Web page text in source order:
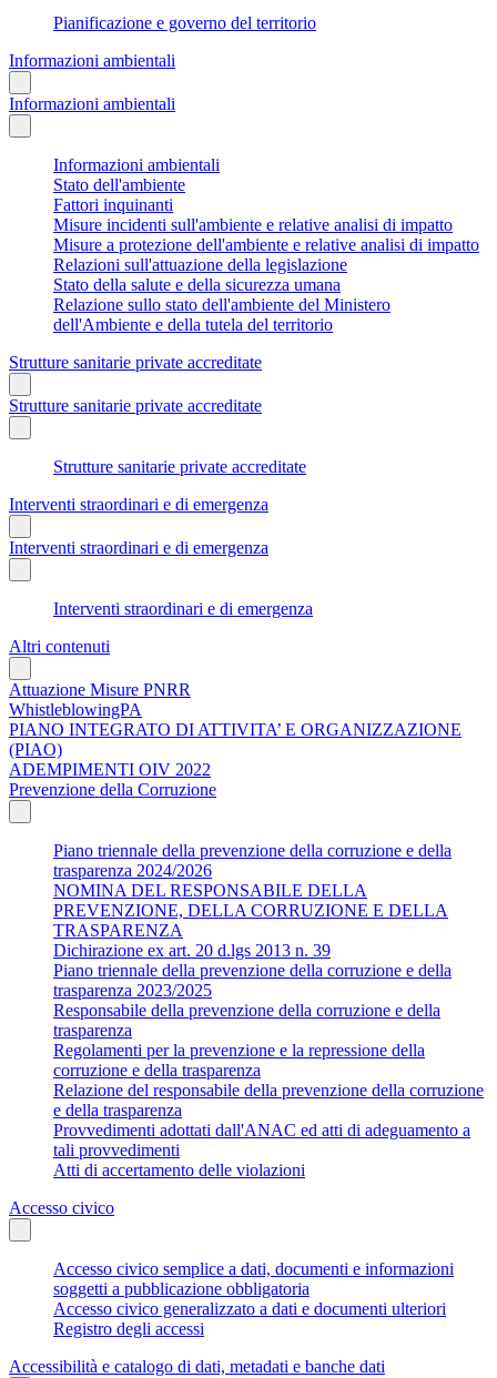
Pianificazione e governo del territorio
Informazioni ambientali
Informazioni ambientali
Informazioni ambientali
Stato dell'ambiente
Fattori inquinanti
Misure incidenti sull'ambiente e relative analisi di impatto
Misure a protezione dell'ambiente e relative analisi di impatto
Relazioni sull'attuazione della legislazione
Stato della salute e della sicurezza umana
Relazione sullo stato dell'ambiente del Ministero
dell'Ambiente e della tutela del territorio
Strutture sanitarie private accreditate
Strutture sanitarie private accreditate
Strutture sanitarie private accreditate
Interventi straordinari e di emergenza
Interventi straordinari e di emergenza
Interventi straordinari e di emergenza
Altri contenuti
Attuazione Misure PNRR
WhistleblowingPA
PIANO INTEGRATO DI ATTIVITA’ E ORGANIZZAZIONE
(PIAO)
ADEMPIMENTI OIV 2022
Prevenzione della Corruzione
Piano triennale della prevenzione della corruzione e della
trasparenza 2024/2026
NOMINA DEL RESPONSABILE DELLA
PREVENZIONE, DELLA CORRUZIONE E DELLA
TRASPARENZA
Dichirazione ex art. 20 d.lgs 2013 n. 39
Piano triennale della prevenzione della corruzione e della
trasparenza 2023/2025
Responsabile della prevenzione della corruzione e della
trasparenza
Regolamenti per la prevenzione e la repressione della
corruzione e della trasparenza
Relazione del responsabile della prevenzione della corruzione
e della trasparenza
Provvedimenti adottati dall'ANAC ed atti di adeguamento a
tali provvedimenti
Atti di accertamento delle violazioni
Accesso civico
Accesso civico semplice a dati, documenti e informazioni
soggetti a pubblicazione obbligatoria
Accesso civico generalizzato a dati e documenti ulteriori
Registro degli accessi
Accessibilità e catalogo di dati, metadati e banche dati